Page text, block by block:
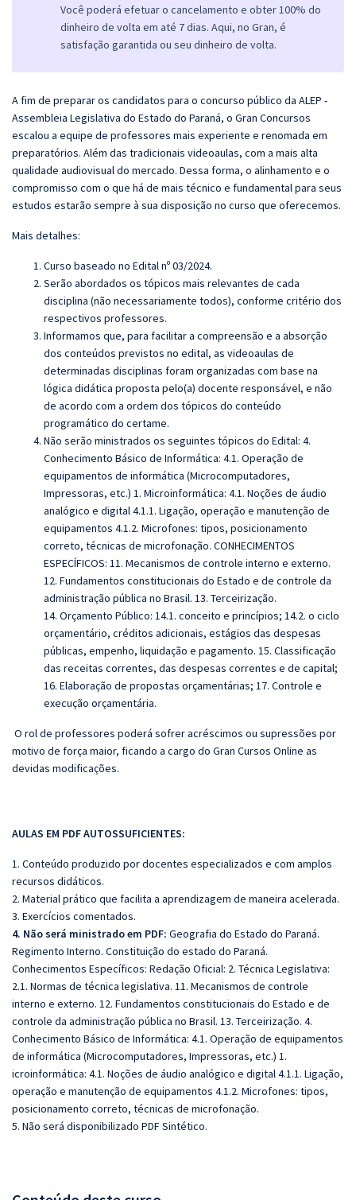
Você poderá efetuar o cancelamento e obter 100% do
dinheiro de volta em até 7 dias. Aqui, no Gran, é
satisfação garantida ou seu dinheiro de volta.
A fim de preparar os candidatos para o concurso público da ALEP -
Assembleia Legislativa do Estado do Paraná, o Gran Concursos
escalou a equipe de professores mais experiente e renomada em
preparatórios. Além das tradicionais videoaulas, com a mais alta
qualidade audiovisual do mercado. Dessa forma, o alinhamento e o
compromisso com o que há de mais técnico e fundamental para seus
estudos estarão sempre à sua disposição no curso que oferecemos.
Mais detalhes:
Curso baseado no Edital nº 03/2024.
Serão abordados os tópicos mais relevantes de cada
disciplina (não necessariamente todos), conforme critério dos
respectivos professores.
Informamos que, para facilitar a compreensão e a absorção
dos conteúdos previstos no edital, as videoaulas de
determinadas disciplinas foram organizadas com base na
lógica didática proposta pelo(a) docente responsável, e não
de acordo com a ordem dos tópicos do conteúdo
programático do certame.
Não serão ministrados os seguintes tópicos do Edital: 4.
Conhecimento Básico de Informática: 4.1. Operação de
equipamentos de informática (Microcomputadores,
Impressoras, etc.) 1. Microinformática: 4.1. Noções de áudio
analógico e digital 4.1.1. Ligação, operação e manutenção de
equipamentos 4.1.2. Microfones: tipos, posicionamento
correto, técnicas de microfonação. CONHECIMENTOS
ESPECÍFICOS: 11. Mecanismos de controle interno e externo.
12. Fundamentos constitucionais do Estado e de controle da
administração pública no Brasil. 13. Terceirização.
14. Orçamento Público: 14.1. conceito e princípios; 14.2. o ciclo
orçamentário, créditos adicionais, estágios das despesas
públicas, empenho, liquidação e pagamento. 15. Classificação
das receitas correntes, das despesas correntes e de capital;
16. Elaboração de propostas orçamentárias; 17. Controle e
execução orçamentária.
O rol de professores poderá sofrer acréscimos ou supressões por
motivo de força maior, ficando a cargo do Gran Cursos Online as
devidas modificações.
AULAS EM PDF AUTOSSUFICIENTES:
1. Conteúdo produzido por docentes especializados e com amplos
recursos didáticos.
2. Material prático que facilita a aprendizagem de maneira acelerada.
3. Exercícios comentados.
4. Não será ministrado em PDF: Geografia do Estado do Paraná.
Regimento Interno. Constituição do estado do Paraná.
Conhecimentos Específicos: Redação Oficial: 2. Técnica Legislativa:
2.1. Normas de técnica legislativa. 11. Mecanismos de controle
interno e externo. 12. Fundamentos constitucionais do Estado e de
controle da administração pública no Brasil. 13. Terceirização. 4.
Conhecimento Básico de Informática: 4.1. Operação de equipamentos
de informática (Microcomputadores, Impressoras, etc.) 1.
icroinformática: 4.1. Noções de áudio analógico e digital 4.1.1. Ligação,
operação e manutenção de equipamentos 4.1.2. Microfones: tipos,
posicionamento correto, técnicas de microfonação.
5. Não será disponibilizado PDF Sintético.